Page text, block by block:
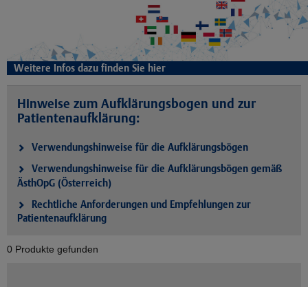
Weitere Infos dazu finden Sie hier
Hinweise zum Aufklärungsbogen und zur
Patientenaufklärung:
Verwendungshinweise für die Aufklärungsbögen
Verwendungshinweise für die Aufklärungsbögen gemäß
ÄsthOpG (Österreich)
Rechtliche Anforderungen und Empfehlungen zur
Patientenaufklärung
0 Produkte gefunden